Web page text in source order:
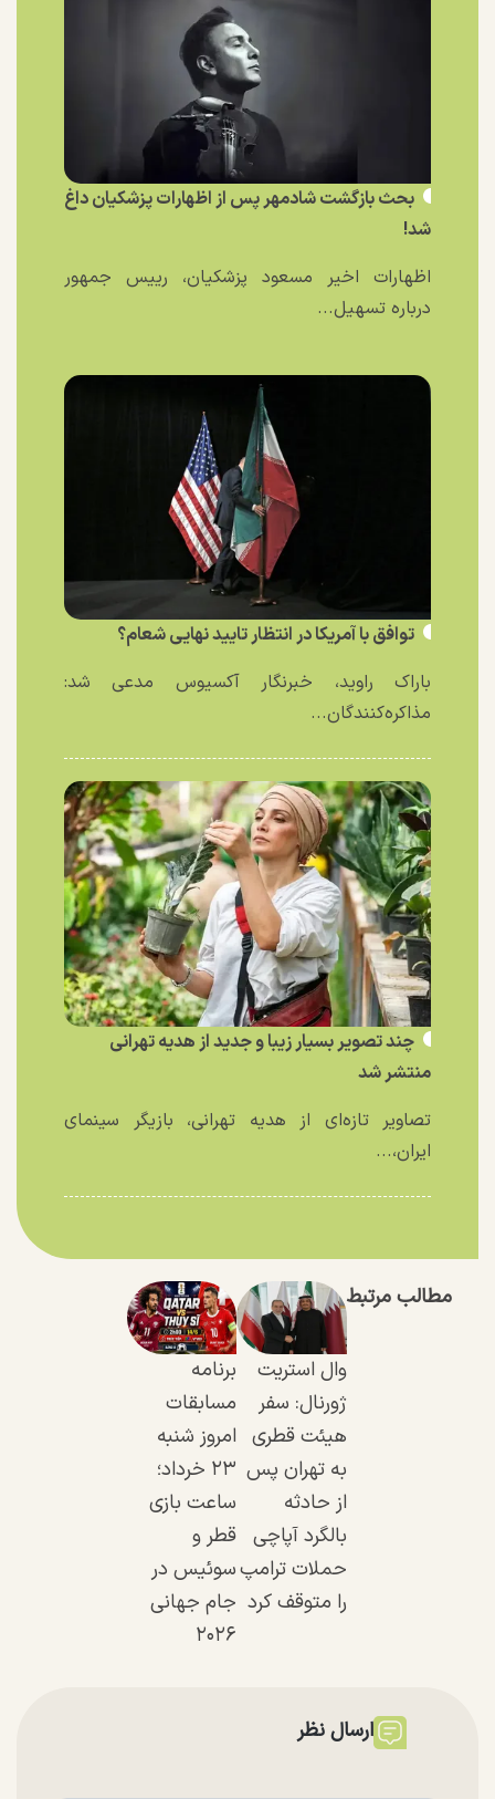
بحث بازگشت شادمهر پس از اظهارات پزشکیان داغ
شد!
اظهارات اخیر مسعود پزشکیان، رییس جمهور
درباره تسهیل...
توافق با آمریکا در انتظار تایید نهایی شعام؟
باراک راوید، خبرنگار آکسیوس مدعی شد:
مذاکره‌کنندگان...
چند تصویر بسیار زیبا و جدید از هدیه تهرانی
منتشر شد
تصاویر تازه‌ای از هدیه تهرانی، بازیگر سینمای
ایران،...
مطالب مرتبط
وال استریت
ژورنال: سفر
هیئت قطری
به تهران پس
از حادثه
بالگرد آپاچی
حملات ترامپ
را متوقف کرد
برنامه
مسابقات
امروز شنبه
۲۳ خرداد؛
ساعت بازی
قطر و
سوئیس در
جام جهانی
۲۰۲۶
ارسال نظر